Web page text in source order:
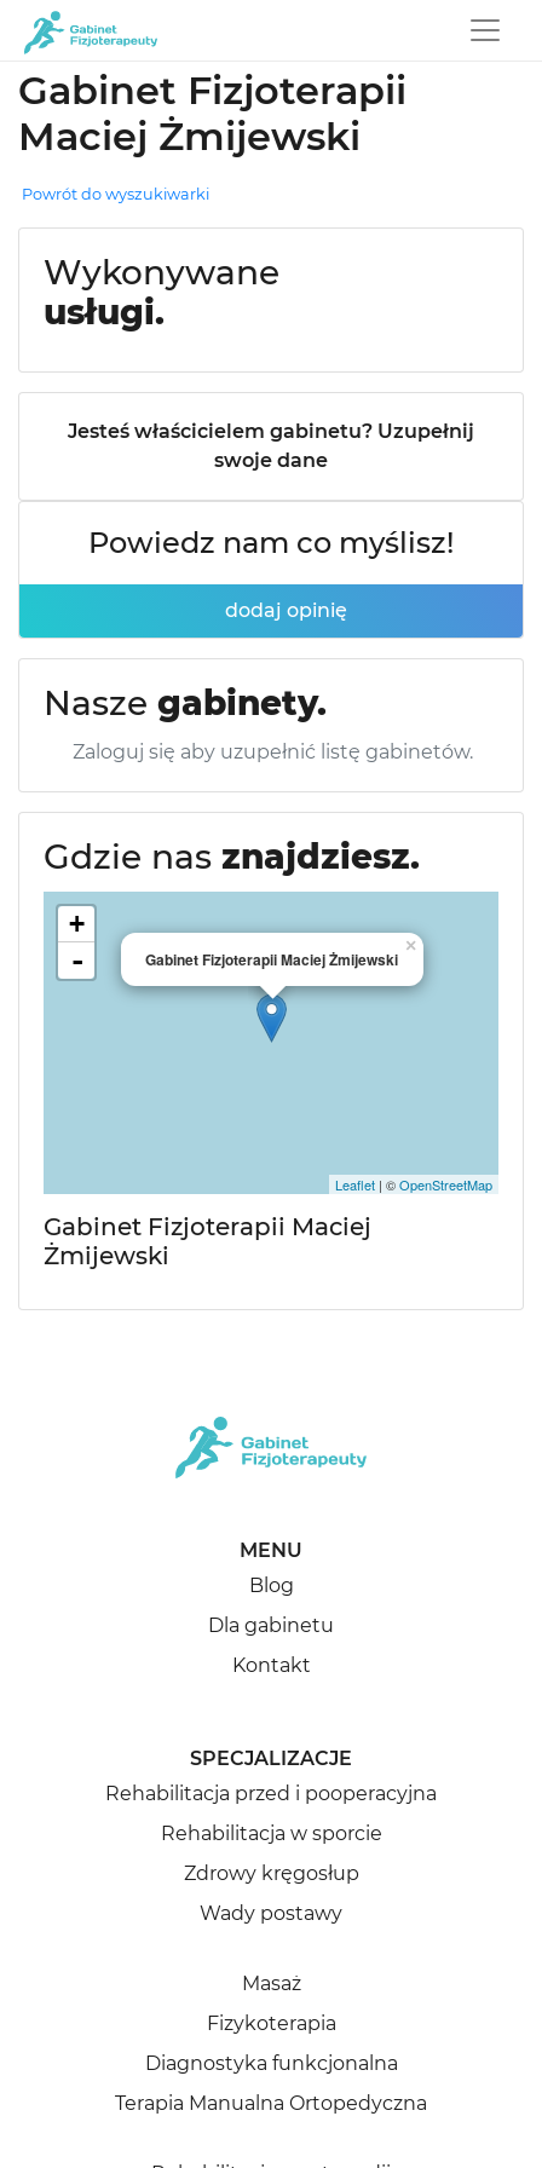
Gabinet Fizjoterapii
Maciej Żmijewski
Powrót do wyszukiwarki
Wykonywane
usługi.
Jesteś właścicielem gabinetu? Uzupełnij
swoje dane
Powiedz nam co myślisz!
dodaj opinię
Nasze gabinety.
Zaloguj się aby uzupełnić listę gabinetów.
Gdzie nas znajdziesz.
×
Gabinet Fizjoterapii Maciej Żmijewski
+
-
Leaflet | ©OpenStreetMap
Gabinet Fizjoterapii Maciej
Żmijewski
MENU
Blog
Dla gabinetu
Kontakt
SPECJALIZACJE
Rehabilitacja przed i pooperacyjna
Rehabilitacja w sporcie
Zdrowy kręgosłup
Wady postawy
Masaż
Fizykoterapia
Diagnostyka funkcjonalna
Terapia Manualna Ortopedyczna